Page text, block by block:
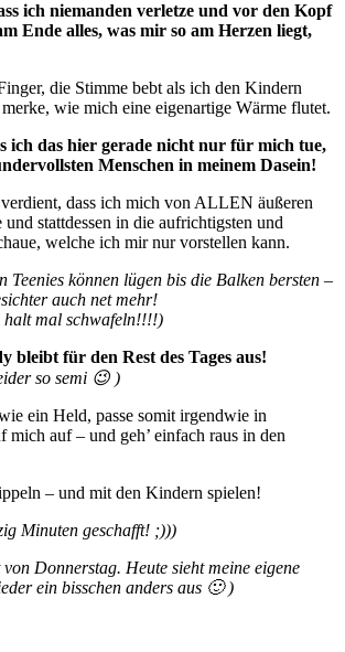
ich niemanden verletze und vor den Kopf
Ende alles, was mir so am Herzen liegt,
die Stimme bebt als ich den Kindern
wie mich eine eigenartige Wärme flutet.
ich das hier gerade nicht nur für mich tue,
Menschen in meinem Dasein!
dass ich mich von ALLEN äußeren
und stattdessen in die aufrichtigsten und
welche ich mir nur vorstellen kann.
Teenies können lügen bis die Balken bersten –
auch net mehr!
halt mal schwafeln!!!!)
bleibt für den Rest des Tages aus!
so semi 😉 )
ein Held, passe somit irgendwie in
mich auf – und geh’ einfach raus in den
– und mit den Kindern spielen!
Minuten geschafft! ;)))
Donnerstag. Heute sieht meine eigene
ein bisschen anders aus 🙂 )